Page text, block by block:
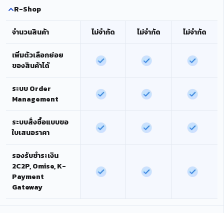
R-Shop
จำนวนสินค้า ไม่จำกัด ไม่จำกัด ไม่จำกัด
เพิ่มตัวเลือกย่อย
ของสินค้าได้
ระบบ Order
Management
ระบบสั่งซื้อแบบขอ
ใบเสนอราคา
รองรับชำระเงิน
2C2P, Omise, K-
Payment
Gateway